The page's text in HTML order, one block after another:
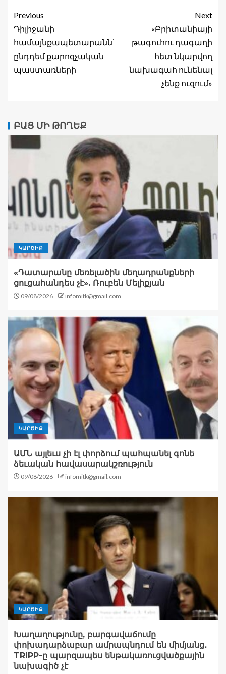
Previous
Դիլիջանի
համայնքապետարանն՝
ընդդեմ քարոզչական
պաստառների
Next
«Բրիտանիայի
թագուհու դագաղի
հետ նկարվող
նախագահ ունենալ
չենք ուզում»
ԲԱՑ ՄԻ ԹՈՂԵՔ
ԿԱՐԾԻՔ
«Դատարանը մեռելածին մեղադրանքների
ցուցահանդես չէ». Ռուբեն Մելիքյան
09/08/2026 infomitk@gmail.com
ԿԱՐԾԻՔ
ԱՄՆ այլեւս չի էլ փորձում պահպանել գոնե
ձեւական հավասարակշռություն
09/08/2026 infomitk@gmail.com
ԿԱՐԾԻՔ
Խաղաղությունը, բարգավաճումը
փոխադարձաբար ամրապնդում են միմյանց․
TRIPP-ը պարզապես ենթակառուցվածքային
նախագիծ չէ